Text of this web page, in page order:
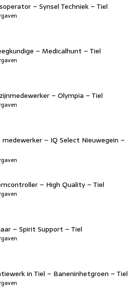
– Synsel Techniek – Tiel
– Medicalhunt – Tiel
– Olympia – Tiel
medewerker – IQ Select Nieuwegein –
– High Quality – Tiel
– Spirit Support – Tiel
in Tiel – Baneninhetgroen – Tiel